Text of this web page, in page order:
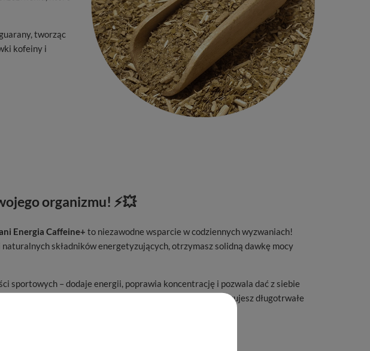
tworząc
kofeiny i
organizmu! ⚡💥
Energia Caffeine+ to niezawodne wsparcie w codziennych wyzwaniach!
składników energetyzujących, otrzymasz solidną dawkę mocy
sportowych – dodaje energii, poprawia koncentrację i pozwala dać z siebie
nie tylko pozbędziesz się zmęczenia, ale także poczujesz długotrwałe